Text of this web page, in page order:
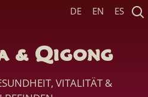
& Qigong
VITALITÄT &
DE EN ES